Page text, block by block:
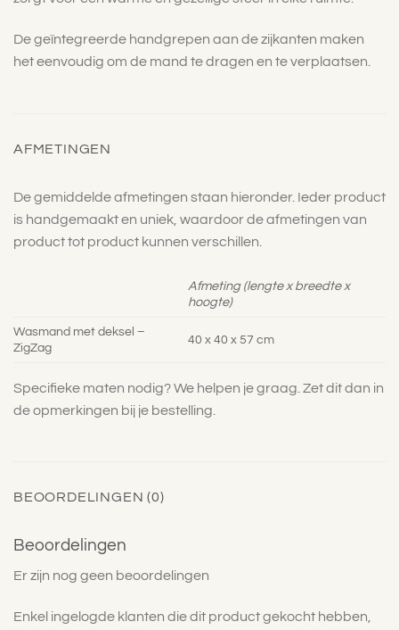
De geïntegreerde handgrepen aan de zijkanten maken
het eenvoudig om de mand te dragen en te verplaatsen.
AFMETINGEN
De gemiddelde afmetingen staan hieronder. Ieder product
is handgemaakt en uniek, waardoor de afmetingen van
product tot product kunnen verschillen.
Afmeting (lengte x breedte x
hoogte)
Wasmand met deksel –
ZigZag
40 x 40 x 57 cm
Specifieke maten nodig? We helpen je graag. Zet dit dan in
de opmerkingen bij je bestelling.
BEOORDELINGEN (0)
Beoordelingen
Er zijn nog geen beoordelingen
Enkel ingelogde klanten die dit product gekocht hebben,